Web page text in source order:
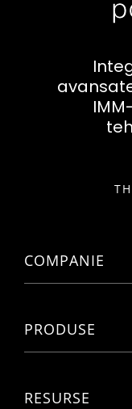
COMPANIE
PRODUSE
RESURSE